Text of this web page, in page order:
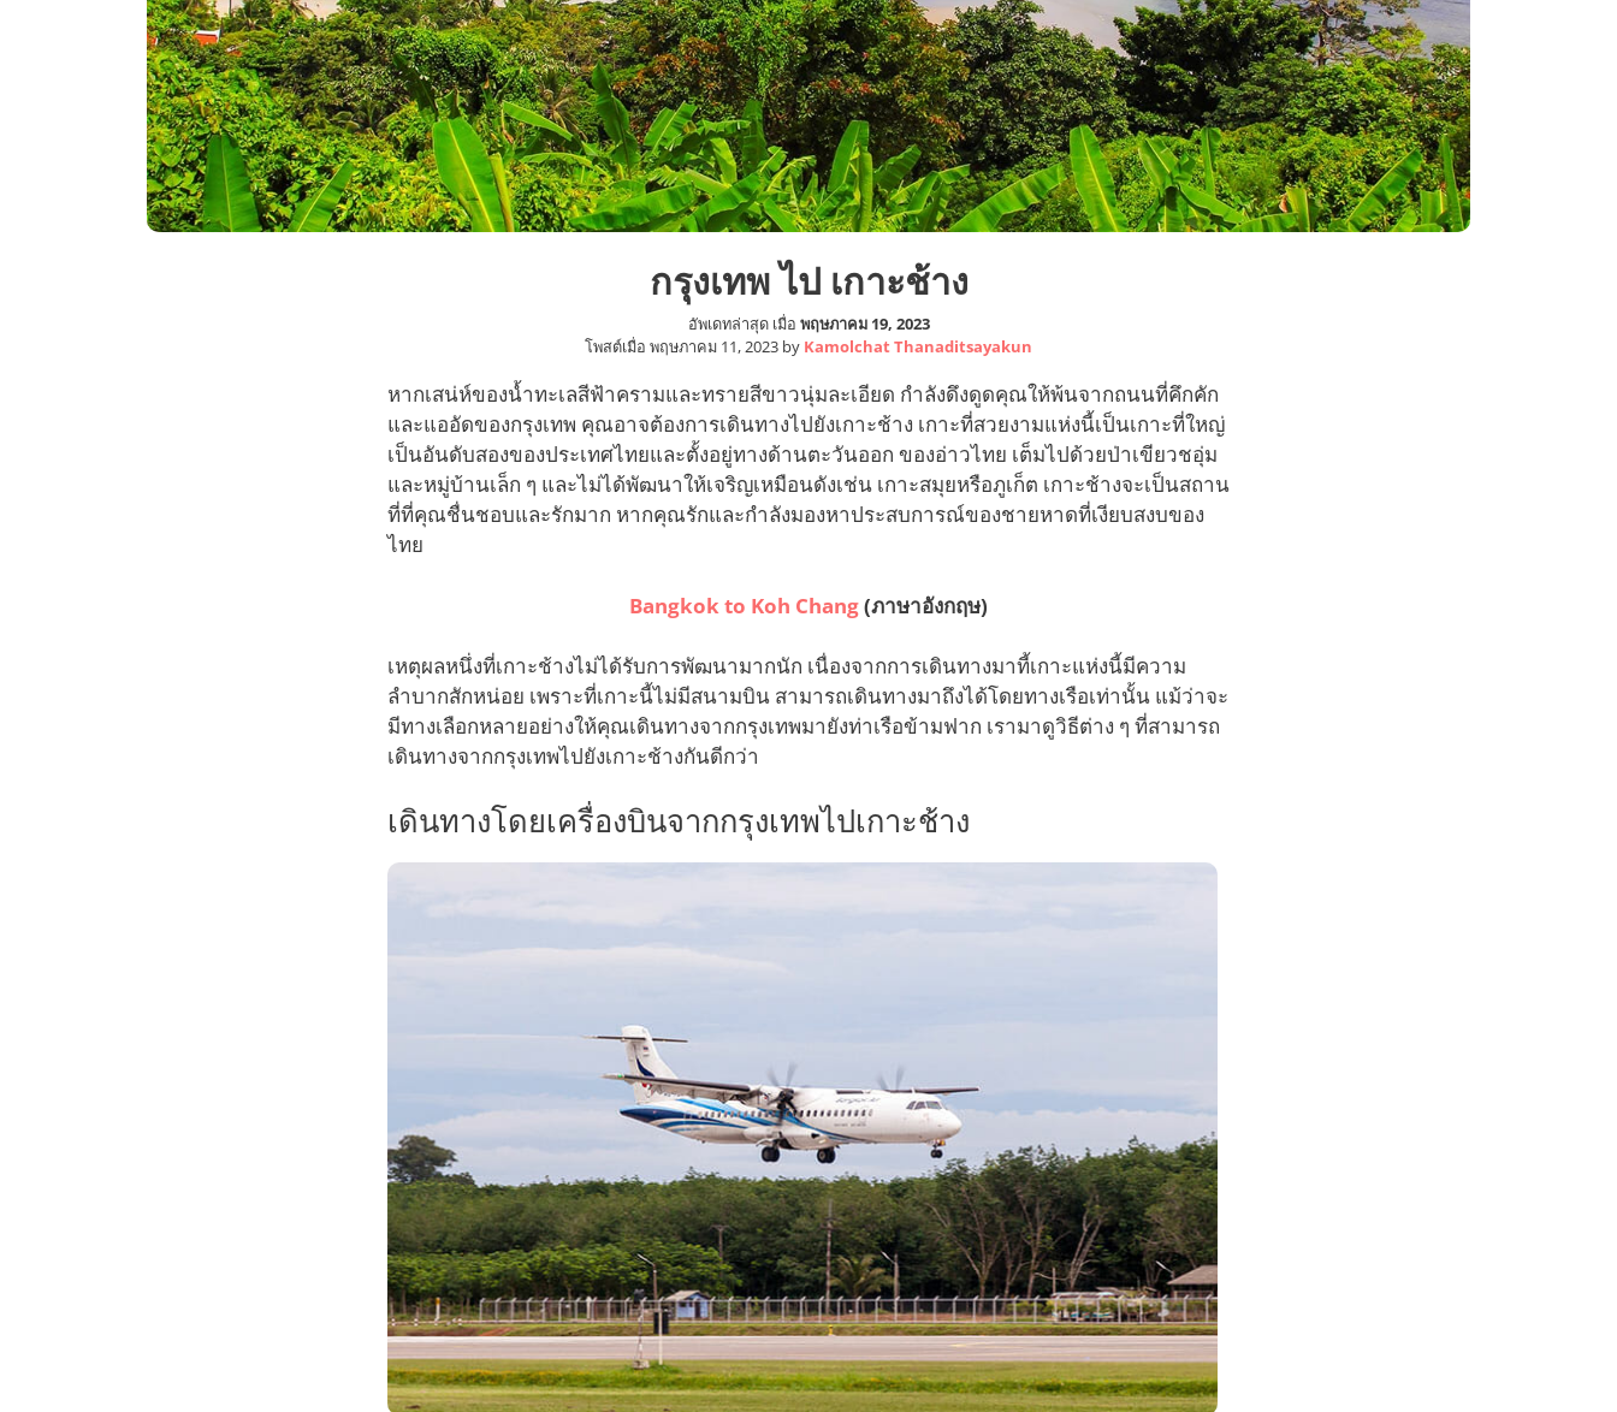
กรุงเทพ ไป เกาะช้าง
อัพเดทล่าสุด เมื่อ พฤษภาคม 19, 2023
โพสต์เมื่อ พฤษภาคม 11, 2023 by Kamolchat Thanaditsayakun
หากเสน่ห์ของน้ำทะเลสีฟ้าครามและทรายสีขาวนุ่มละเอียด กำลังดึงดูดคุณให้พ้นจากถนนที่คึกคัก
และแออัดของกรุงเทพ คุณอาจต้องการเดินทางไปยังเกาะช้าง เกาะที่สวยงามแห่งนี้เป็นเกาะที่ใหญ่
เป็นอันดับสองของประเทศไทยและตั้งอยู่ทางด้านตะวันออก ของอ่าวไทย เต็มไปด้วยป่าเขียวชอุ่ม
และหมู่บ้านเล็ก ๆ และไม่ได้พัฒนาให้เจริญเหมือนดังเช่น เกาะสมุยหรือภูเก็ต เกาะช้างจะเป็นสถาน
ที่ที่คุณชื่นชอบและรักมาก หากคุณรักและกำลังมองหาประสบการณ์ของชายหาดที่เงียบสงบของ
ไทย
Bangkok to Koh Chang(ภาษาอังกฤษ)
เหตุผลหนึ่งที่เกาะช้างไม่ได้รับการพัฒนามากนัก เนื่องจากการเดินทางมาที้เกาะแห่งนี้มีความ
ลำบากสักหน่อย เพราะที่เกาะนี้ไม่มีสนามบิน สามารถเดินทางมาถึงได้โดยทางเรือเท่านั้น แม้ว่าจะ
มีทางเลือกหลายอย่างให้คุณเดินทางจากกรุงเทพมายังท่าเรือข้ามฟาก เรามาดูวิธีต่าง ๆ ที่สามารถ
เดินทางจากกรุงเทพไปยังเกาะช้างกันดีกว่า
เดินทางโดยเครื่องบินจากกรุงเทพไปเกาะช้าง